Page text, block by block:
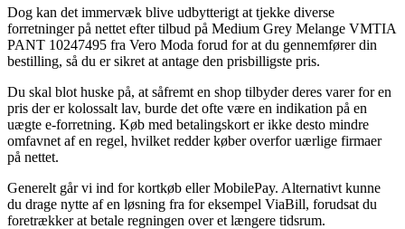
Dog kan det immervæk blive udbytterigt at tjekke diverse
forretninger på nettet efter tilbud på Medium Grey Melange VMTIA
PANT 10247495 fra Vero Moda forud for at du gennemfører din
bestilling, så du er sikret at antage den prisbilligste pris.
Du skal blot huske på, at såfremt en shop tilbyder deres varer for en
pris der er kolossalt lav, burde det ofte være en indikation på en
uægte e-forretning. Køb med betalingskort er ikke desto mindre
omfavnet af en regel, hvilket redder køber overfor uærlige firmaer
på nettet.
Generelt går vi ind for kortkøb eller MobilePay. Alternativt kunne
du drage nytte af en løsning fra for eksempel ViaBill, forudsat du
foretrækker at betale regningen over et længere tidsrum.